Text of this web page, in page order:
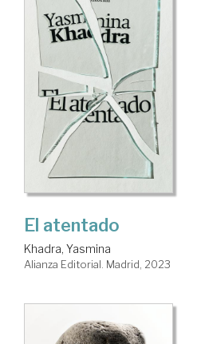
El atentado
Khadra, Yasmina
Alianza Editorial. Madrid, 2023